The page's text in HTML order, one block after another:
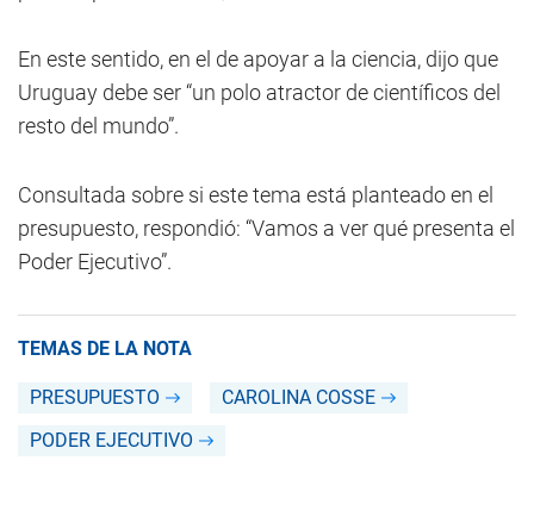
En este sentido, en el de apoyar a la ciencia, dijo que
Uruguay debe ser “un polo atractor de científicos del
resto del mundo”.
Consultada sobre si este tema está planteado en el
presupuesto, respondió: “Vamos a ver qué presenta el
Poder Ejecutivo”.
TEMAS DE LA NOTA
PRESUPUESTO
CAROLINA COSSE
PODER EJECUTIVO